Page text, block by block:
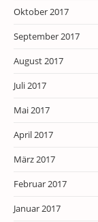
Oktober 2017
September 2017
August 2017
Juli 2017
Mai 2017
April 2017
März 2017
Februar 2017
Januar 2017